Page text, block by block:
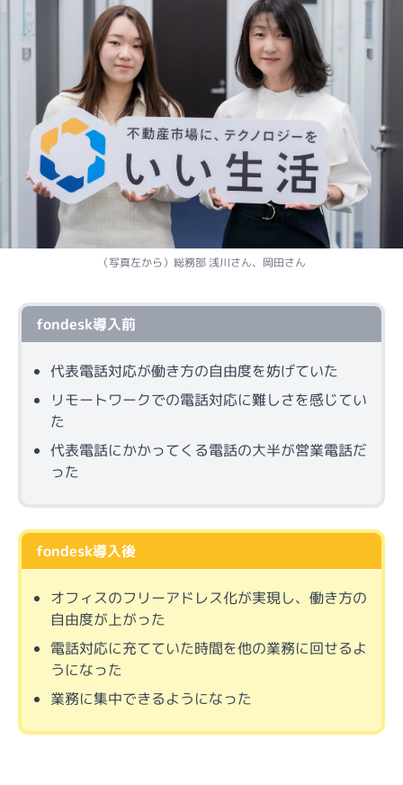
（写真左から）総務部 浅川さん、岡田さん
fondesk導入前
代表電話対応が働き方の自由度を妨げていた
リモートワークでの電話対応に難しさを感じてい
た
代表電話にかかってくる電話の大半が営業電話だ
った
fondesk導入後
オフィスのフリーアドレス化が実現し、働き方の
自由度が上がった
電話対応に充てていた時間を他の業務に回せるよ
うになった
業務に集中できるようになった